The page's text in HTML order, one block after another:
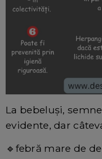
La bebeluşi,
evidente, dar
🔹 febră mare de